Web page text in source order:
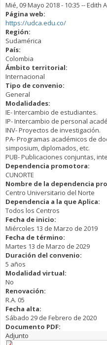
Mié, 09 Mayo 2018 - 10:35 --Edith
Página web:
https://udca.edu.co/
Región:
Sudamérica
País:
Colombia
Ámbito territorial:
Internacional
Tipo de convenio:
General
Modalidades:
IE- Intercambio de estudiantes.
IP- Intercambio de personal
INV- Proyectos de investigación.
PA- Programas académicos de
simposium, diplomados, etc.
PUB- Publicaciones conjuntas,
Dependencia promotora:
CUNORTE
Nombre de la dependencia
Centro Universitario del Norte
Dependencia a la que Aplica:
Todos los Centros
Fecha de inicio:
Miércoles 13 de Marzo de 2019
Fecha de término:
Martes 13 de Marzo de 2029
Duración del convenio:
5 años
Modalidad virtual:
No
Renovación:
R.A. 05
Fecha alta:
Sábado 29 de Febrero de 2020
Documento PDF:
Adjunto